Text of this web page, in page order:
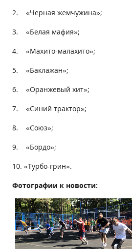
2. «Черная жемчужина»;
3. «Белая мафия»;
4. «Махито-малахито»;
5. «Баклажан»;
6. «Оранжевый хит»;
7. «Синий трактор»;
8. «Союз»;
9. «Бордо»;
10. «Турбо-грин».
Фотографии к новости: